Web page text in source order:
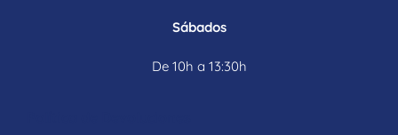
Sábados
De 10h a 13:30h